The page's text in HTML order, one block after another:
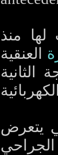
منذ
العنقية
يتعرض